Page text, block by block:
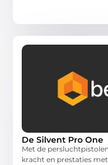
De Silvent Pro One
Met de
kracht en prestaties